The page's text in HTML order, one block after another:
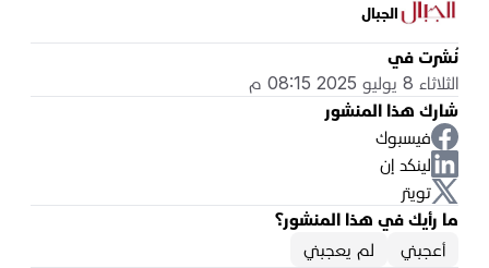
الجبال
نُشرت في
الثلاثاء 8 يوليو 2025 08:15 م
شارك هذا المنشور
فيسبوك
لينكد إن
تويتر
ما رأيك في هذا المنشور؟
أعجبني
لم يعجبني